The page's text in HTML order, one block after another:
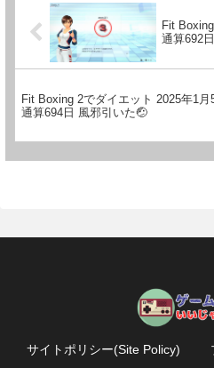
Fit
通算692
Fit Boxing 2でダイエット 2025年1月
通算694日 風邪引いた🤕
サイトポリシー(Site Policy)